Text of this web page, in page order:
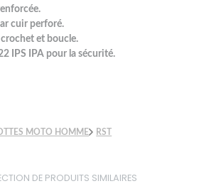
cuir perforé.
et boucle.
IPS IPA pour la sécurité.
MOTO HOMME RST
DE PRODUITS SIMILAIRES